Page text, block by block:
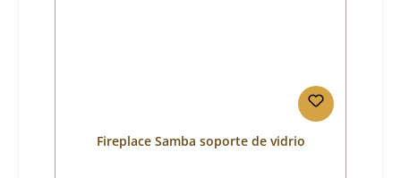
Fireplace Samba soporte de vidrio